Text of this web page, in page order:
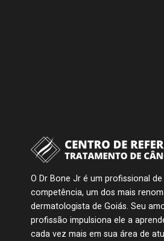
O Dr Bone Jr é um profissional
competência, um dos mais
dermatologista de Goiás. Seu
profissão impulsiona ele a
cada vez mais em sua área de